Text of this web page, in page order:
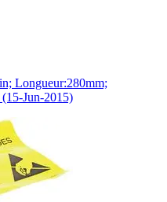
Longueur:280mm;
Jun-2015)